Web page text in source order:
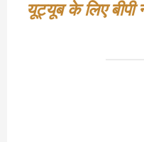
यूट्यूब के लिए बीपी